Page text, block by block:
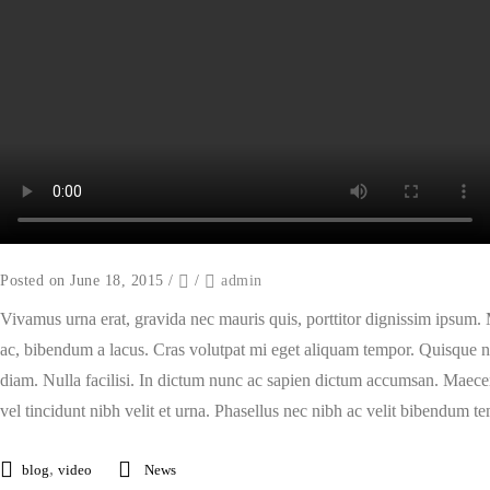
Posted on June 18, 2015 / / admin
Vivamus urna erat, gravida nec mauris quis, porttitor dignissim
ac, bibendum a lacus. Cras volutpat mi eget aliquam tempor.
diam. Nulla facilisi. In dictum nunc ac sapien dictum accumsan.
vel tincidunt nibh velit et urna. Phasellus nec nibh ac velit bibendum
blog, video News